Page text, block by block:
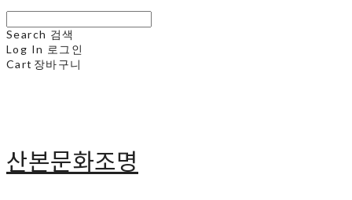
Search 검색
Log In 로그인
Cart 장바구니
산본문화조명